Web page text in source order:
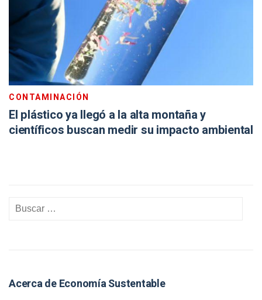
CONTAMINACIÓN
El plástico ya llegó a la alta montaña y
científicos buscan medir su impacto ambiental
Acerca de Economía Sustentable